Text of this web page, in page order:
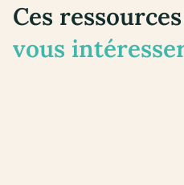
Ces
vous